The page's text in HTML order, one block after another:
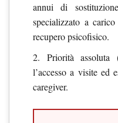
annui di
specializzato a
recupero psicofisico.
2. Priorità assoluta
l’accesso a visite ed
caregiver.